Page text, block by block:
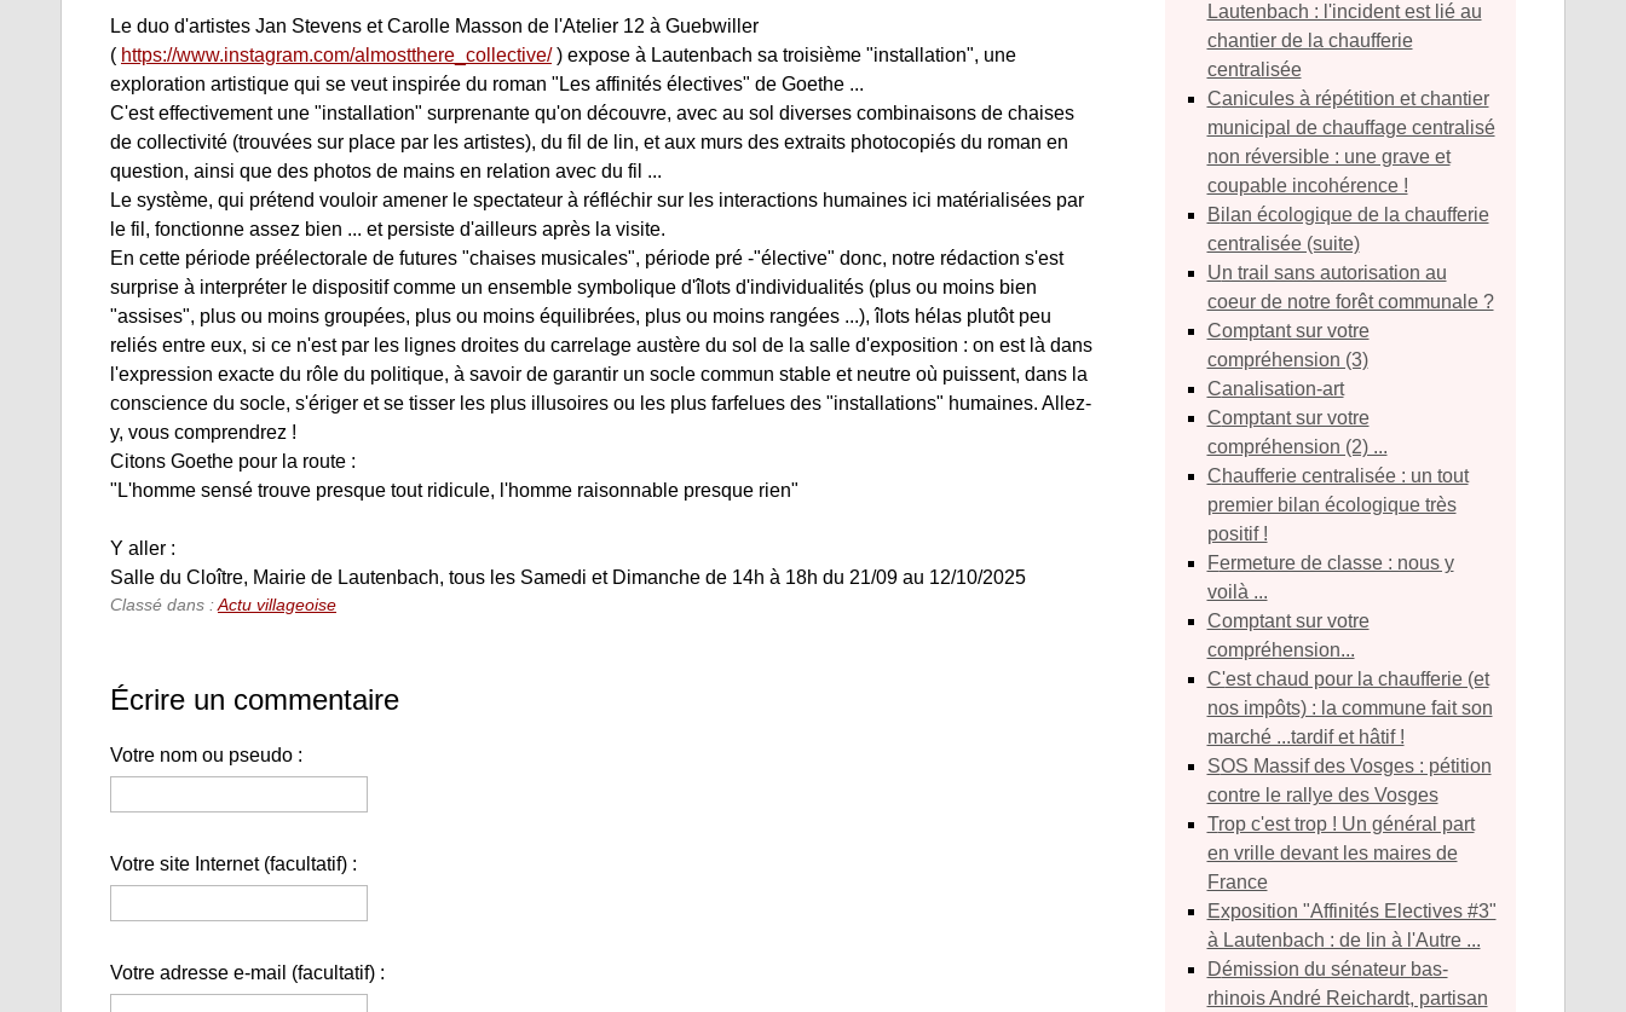
Le duo d'artistes Jan Stevens et Carolle Masson de l'Atelier 12 à Guebwiller
( https://www.instagram.com/almostthere_collective/) expose à Lautenbach sa troisième "installation", une
exploration artistique qui se veut inspirée du roman "Les affinités électives" de Goethe ...
C'est effectivement une "installation" surprenante qu'on découvre, avec au sol diverses combinaisons de chaises
de collectivité (trouvées sur place par les artistes), du fil de lin, et aux murs des extraits photocopiés du roman en
question, ainsi que des photos de mains en relation avec du fil ...
Le système, qui prétend vouloir amener le spectateur à réfléchir sur les interactions humaines ici matérialisées par
le fil, fonctionne assez bien ... et persiste d'ailleurs après la visite.
En cette période préélectorale de futures "chaises musicales", période pré -"élective" donc, notre rédaction s'est
surprise à interpréter le dispositif comme un ensemble symbolique d'îlots d'individualités (plus ou moins bien
"assises", plus ou moins groupées, plus ou moins équilibrées, plus ou moins rangées ...), îlots hélas plutôt peu
reliés entre eux, si ce n'est par les lignes droites du carrelage austère du sol de la salle d'exposition : on est là dans
l'expression exacte du rôle du politique, à savoir de garantir un socle commun stable et neutre où puissent, dans la
conscience du socle, s'ériger et se tisser les plus illusoires ou les plus farfelues des "installations" humaines. Allez-
y, vous comprendrez !
Citons Goethe pour la route :
"L'homme sensé trouve presque tout ridicule, l'homme raisonnable presque rien"
Y aller :
Salle du Cloître, Mairie de Lautenbach, tous les Samedi et Dimanche de 14h à 18h du 21/09 au 12/10/2025
Classé dans :Actu villageoise
Écrire un commentaire
Votre nom ou pseudo :
Votre site Internet (facultatif) :
Votre adresse e-mail (facultatif) :
Lautenbach : l'incident est lié au
chantier de la chaufferie
centralisée
Canicules à répétition et chantier
municipal de chauffage centralisé
non réversible : une grave et
coupable incohérence !
Bilan écologique de la chaufferie
centralisée (suite)
Un trail sans autorisation au
coeur de notre forêt communale ?
Comptant sur votre
compréhension (3)
Canalisation-art
Comptant sur votre
compréhension (2) ...
Chaufferie centralisée : un tout
premier bilan écologique très
positif !
Fermeture de classe : nous y
voilà ...
Comptant sur votre
compréhension...
C'est chaud pour la chaufferie (et
nos impôts) : la commune fait son
marché ...tardif et hâtif !
SOS Massif des Vosges : pétition
contre le rallye des Vosges
Trop c'est trop ! Un général part
en vrille devant les maires de
France
Exposition "Affinités Electives #3"
à Lautenbach : de lin à l'Autre ...
Démission du sénateur bas-
rhinois André Reichardt, partisan